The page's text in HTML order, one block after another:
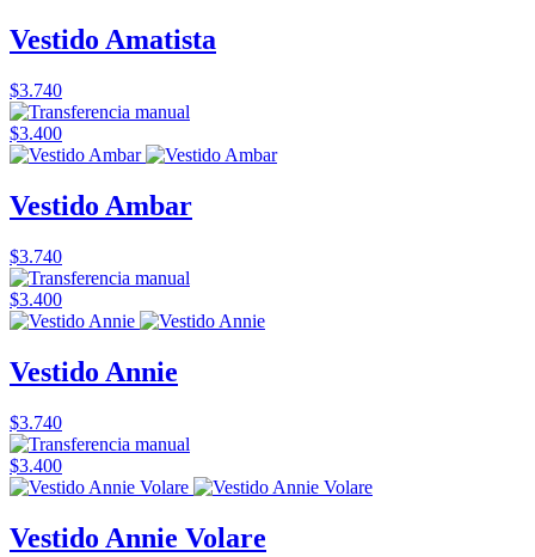
Vestido Amatista
$3.740
$3.400
Vestido Ambar
$3.740
$3.400
Vestido Annie
$3.740
$3.400
Vestido Annie Volare